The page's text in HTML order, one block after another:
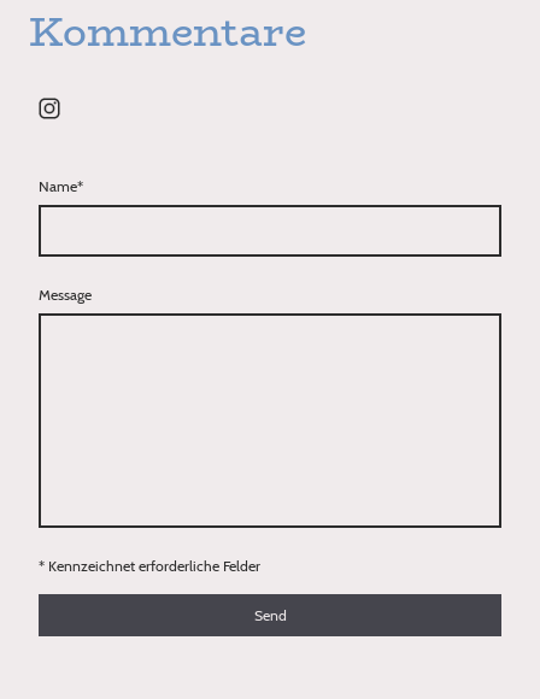
Kommentare
Name*
Message
* Kennzeichnet erforderliche Felder
Send